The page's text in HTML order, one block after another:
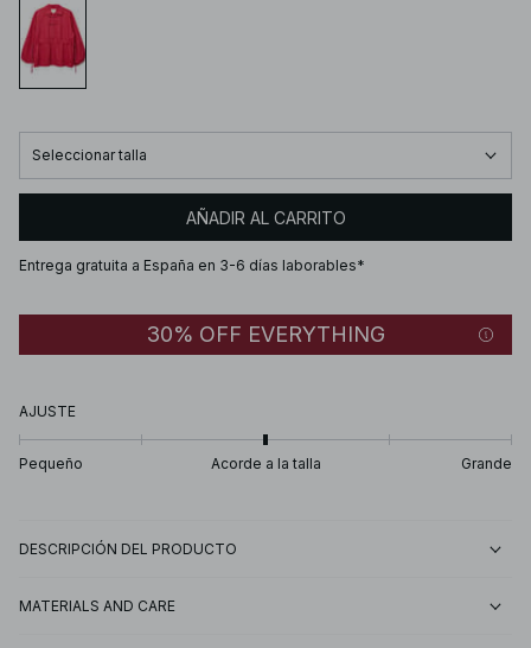
Seleccionar talla
AÑADIR AL CARRITO
Entrega gratuita a España en 3-6 días laborables*
30% OFF EVERYTHING
AJUSTE
Pequeño Acorde a la talla Grande
DESCRIPCIÓN DEL PRODUCTO
MATERIALS AND CARE